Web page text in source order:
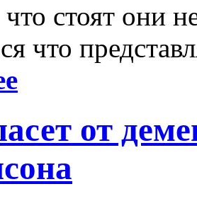
стоят они
что
от